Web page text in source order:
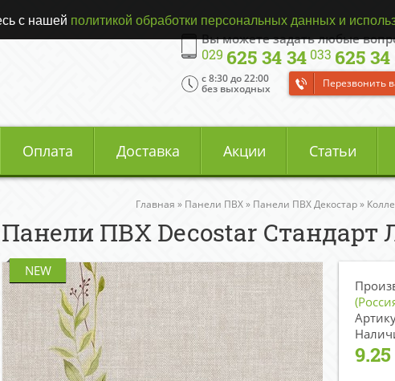
Вы можете задать любые
029 625 34 34 033 625 34
Перезвонить
c 8:30 до 22:00
без выходных
Оплата Доставка Акции Статьи
Главная » Панели ПВХ» Панели ПВХ Декостар»
Панели ПВХ Decostar Стандарт
NEW
с нашей политикой обработки персональных данных и